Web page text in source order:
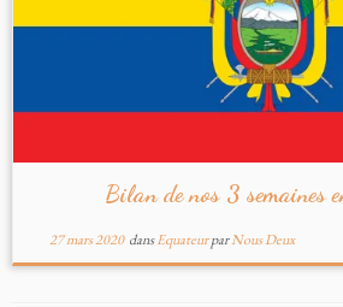
Bilan de nos 3 semaines
27 mars 2020dansEquateurparNous Deux